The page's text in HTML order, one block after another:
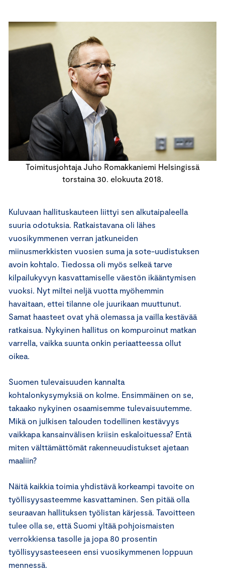
Toimitusjohtaja Juho Romakkaniemi Helsingissä
torstaina 30. elokuuta 2018.
Kuluvaan hallituskauteen liittyi sen alkutaipaleella
suuria odotuksia. Ratkaistavana oli lähes
vuosikymmenen verran jatkuneiden
miinusmerkkisten vuosien suma ja sote-uudistuksen
avoin kohtalo. Tiedossa oli myös selkeä tarve
kilpailukyvyn kasvattamiselle väestön ikääntymisen
vuoksi. Nyt miltei neljä vuotta myöhemmin
havaitaan, ettei tilanne ole juurikaan muuttunut.
Samat haasteet ovat yhä olemassa ja vailla kestävää
ratkaisua. Nykyinen hallitus on kompuroinut matkan
varrella, vaikka suunta onkin periaatteessa ollut
oikea.
Suomen tulevaisuuden kannalta
kohtalonkysymyksiä on kolme. Ensimmäinen on se,
takaako nykyinen osaamisemme tulevaisuutemme.
Mikä on julkisen talouden todellinen kestävyys
vaikkapa kansainvälisen kriisin eskaloituessa? Entä
miten välttämättömät rakenneuudistukset ajetaan
maaliin?
Näitä kaikkia toimia yhdistävä korkeampi tavoite on
työllisyysasteemme kasvattaminen. Sen pitää olla
seuraavan hallituksen työlistan kärjessä. Tavoitteen
tulee olla se, että Suomi yltää pohjoismaisten
verrokkiensa tasolle ja jopa 80 prosentin
työllisyysasteeseen ensi vuosikymmenen loppuun
mennessä.